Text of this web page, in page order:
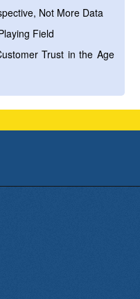
Not More Data
Field
Trust in the Age